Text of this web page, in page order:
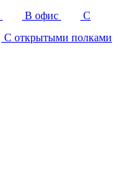
В офис
С
С открытыми полками